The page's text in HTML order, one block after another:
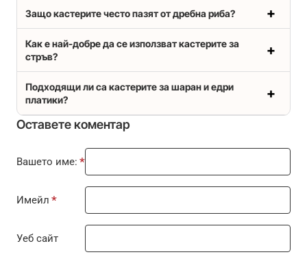
Защо кастерите често пазят от дребна риба?
Как е най-добре да се използват кастерите за
стръв?
Подходящи ли са кастерите за шаран и едри
платики?
Оставете коментар
Вашето име:
Имейл
Уеб сайт